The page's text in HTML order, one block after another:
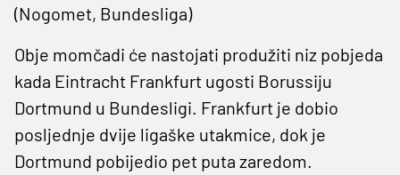
(Nogomet, Bundesliga)
Obje momčadi će nastojati produžiti niz pobjeda
kada Eintracht Frankfurt ugosti Borussiju
Dortmund u Bundesligi. Frankfurt je dobio
posljednje dvije ligaške utakmice, dok je
Dortmund pobijedio pet puta zaredom.